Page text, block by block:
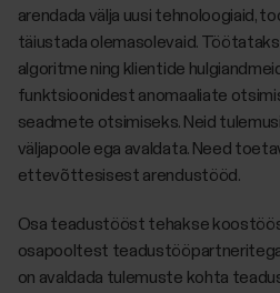
arendada välja uusi tehnoloogiaid,
täiustada olemasolevaid.
algoritme ning klientide
funktsioonidest anomaaliate
seadmete otsimiseks. Neid
väljapoole ega avaldata. Need
ettevõttesisest arendustööd.
Osa teadustööst tehakse
osapooltest
on avaldada tulemuste kohta